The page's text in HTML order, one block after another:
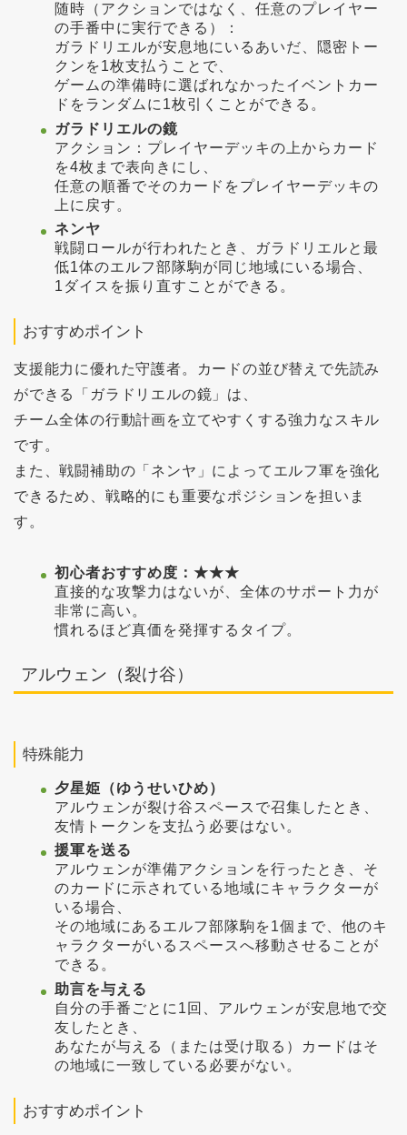
随時（アクションではなく、任意のプレイヤー
の手番中に実行できる）：
ガラドリエルが安息地にいるあいだ、隠密トー
クンを1枚支払うことで、
ゲームの準備時に選ばれなかったイベントカー
ドをランダムに1枚引くことができる。
ガラドリエルの鏡
アクション：プレイヤーデッキの上からカード
を4枚まで表向きにし、
任意の順番でそのカードをプレイヤーデッキの
上に戻す。
ネンヤ
戦闘ロールが行われたとき、ガラドリエルと最
低1体のエルフ部隊駒が同じ地域にいる場合、
1ダイスを振り直すことができる。
おすすめポイント
支援能力に優れた守護者。カードの並び替えで先読み
ができる「ガラドリエルの鏡」は、
チーム全体の行動計画を立てやすくする強力なスキル
です。
また、戦闘補助の「ネンヤ」によってエルフ軍を強化
できるため、戦略的にも重要なポジションを担いま
す。
初心者おすすめ度：★★★
直接的な攻撃力はないが、全体のサポート力が
非常に高い。
慣れるほど真価を発揮するタイプ。
アルウェン（裂け谷）
特殊能力
夕星姫（ゆうせいひめ）
アルウェンが裂け谷スペースで召集したとき、
友情トークンを支払う必要はない。
援軍を送る
アルウェンが準備アクションを行ったとき、そ
のカードに示されている地域にキャラクターが
いる場合、
その地域にあるエルフ部隊駒を1個まで、他のキ
ャラクターがいるスペースへ移動させることが
できる。
助言を与える
自分の手番ごとに1回、アルウェンが安息地で交
友したとき、
あなたが与える（または受け取る）カードはそ
の地域に一致している必要がない。
おすすめポイント